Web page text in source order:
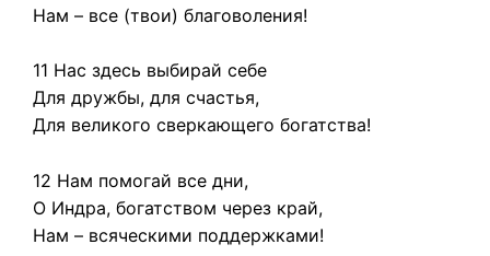
Нам – все (твои) благоволения!
11 Нас здесь выбирай себе
Для дружбы, для счастья,
Для великого сверкающего богатства!
12 Нам помогай все дни,
О Индра, богатством через край,
Нам – всяческими поддержками!